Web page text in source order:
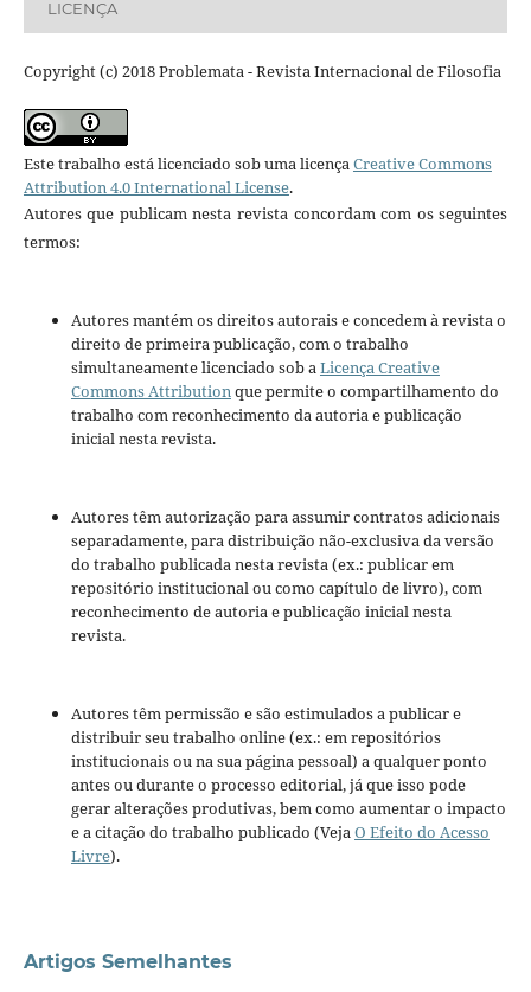
LICENÇA
Copyright (c) 2018 Problemata - Revista Internacional de Filosofia
Este trabalho está licenciado sob uma licençaCreative Commons
Attribution 4.0 International License.
Autores que publicam nesta revista concordam com os seguintes
termos:
Autores mantém os direitos autorais e concedem à revista o
direito de primeira publicação, com o trabalho
simultaneamente licenciado sob aLicença Creative
Commons Attributionque permite o compartilhamento do
trabalho com reconhecimento da autoria e publicação
inicial nesta revista.
Autores têm autorização para assumir contratos adicionais
separadamente, para distribuição não-exclusiva da versão
do trabalho publicada nesta revista (ex.: publicar em
repositório institucional ou como capítulo de livro), com
reconhecimento de autoria e publicação inicial nesta
revista.
Autores têm permissão e são estimulados a publicar e
distribuir seu trabalho online (ex.: em repositórios
institucionais ou na sua página pessoal) a qualquer ponto
antes ou durante o processo editorial, já que isso pode
gerar alterações produtivas, bem como aumentar o impacto
e a citação do trabalho publicado (VejaO Efeito do Acesso
Livre).
Artigos Semelhantes